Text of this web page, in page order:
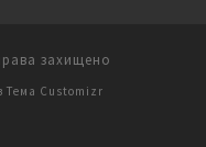
захищено
Тема Customizr